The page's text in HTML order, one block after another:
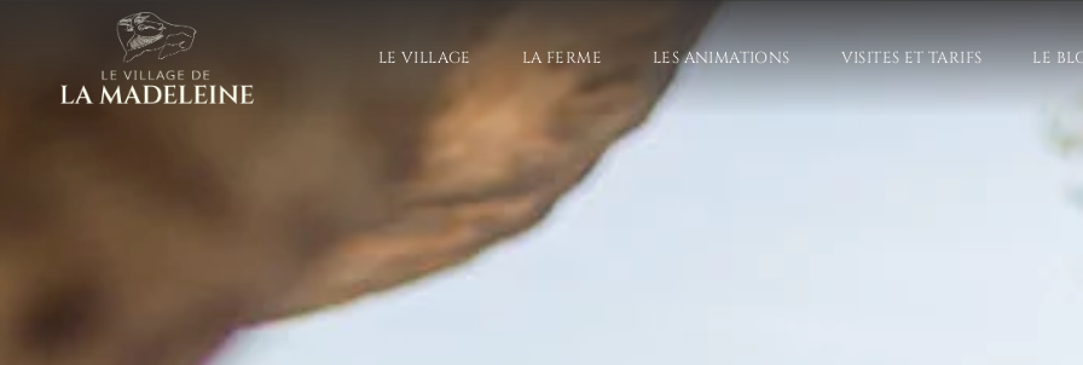
LE VILLAGE LA FERME LES ANIMATIONS VISITES ET TARIFS LE